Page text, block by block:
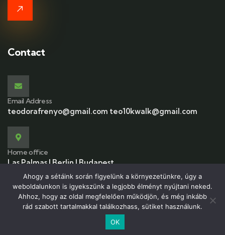
Contact
Email Address
teodorafrenyo@gmail.com teo10kwalk@gmail.com
Home office
Las Palmas | Berlin | Budapest
© 2026 Copyright 10kwalk.com. All Rights Reserved.
Ahogy a sétáink során figyelünk a környezetünkre, úgy a
weboldalunkon is igyekszünk a legjobb élményt nyújtani neked.
Ahhoz, hogy az oldal megfelelően működjön, és még inkább
rád szabott tartalmakkal találkozhass, sütiket használunk.
OK